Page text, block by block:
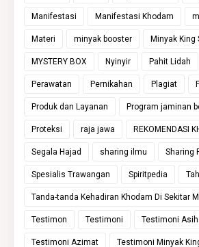
Manifestasi Manifestasi Khodam
Materi minyak booster Minyak King
MYSTERY BOX Nyinyir Pahit Lidah
Perawatan Pernikahan Plagiat
Produk dan Layanan Program jaminan
Proteksi raja jawa REKOMENDASI
Segala Hajad sharing ilmu Sharing
Spesialis Trawangan Spiritpedia
Tanda-tanda Kehadiran Khodam Di Sekitar
Testimon Testimoni Testimoni
Testimoni Azimat Testimoni Minyak